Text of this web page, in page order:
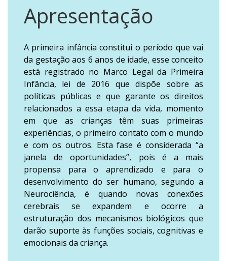
Apresentação
A primeira infância constitui o período que vai
da gestação aos 6 anos de idade, esse conceito
está registrado no Marco Legal da Primeira
Infância, lei de 2016 que dispõe sobre as
políticas públicas e que garante os direitos
relacionados a essa etapa da vida, momento
em que as crianças têm suas primeiras
experiências, o primeiro contato com o mundo
e com os outros. Esta fase é considerada “a
janela de oportunidades”, pois é a mais
propensa para o aprendizado e para o
desenvolvimento do ser humano, segundo a
Neurociência, é quando novas conexões
cerebrais se expandem e ocorre a
estruturação dos mecanismos biológicos que
darão suporte às funções sociais, cognitivas e
emocionais da criança.